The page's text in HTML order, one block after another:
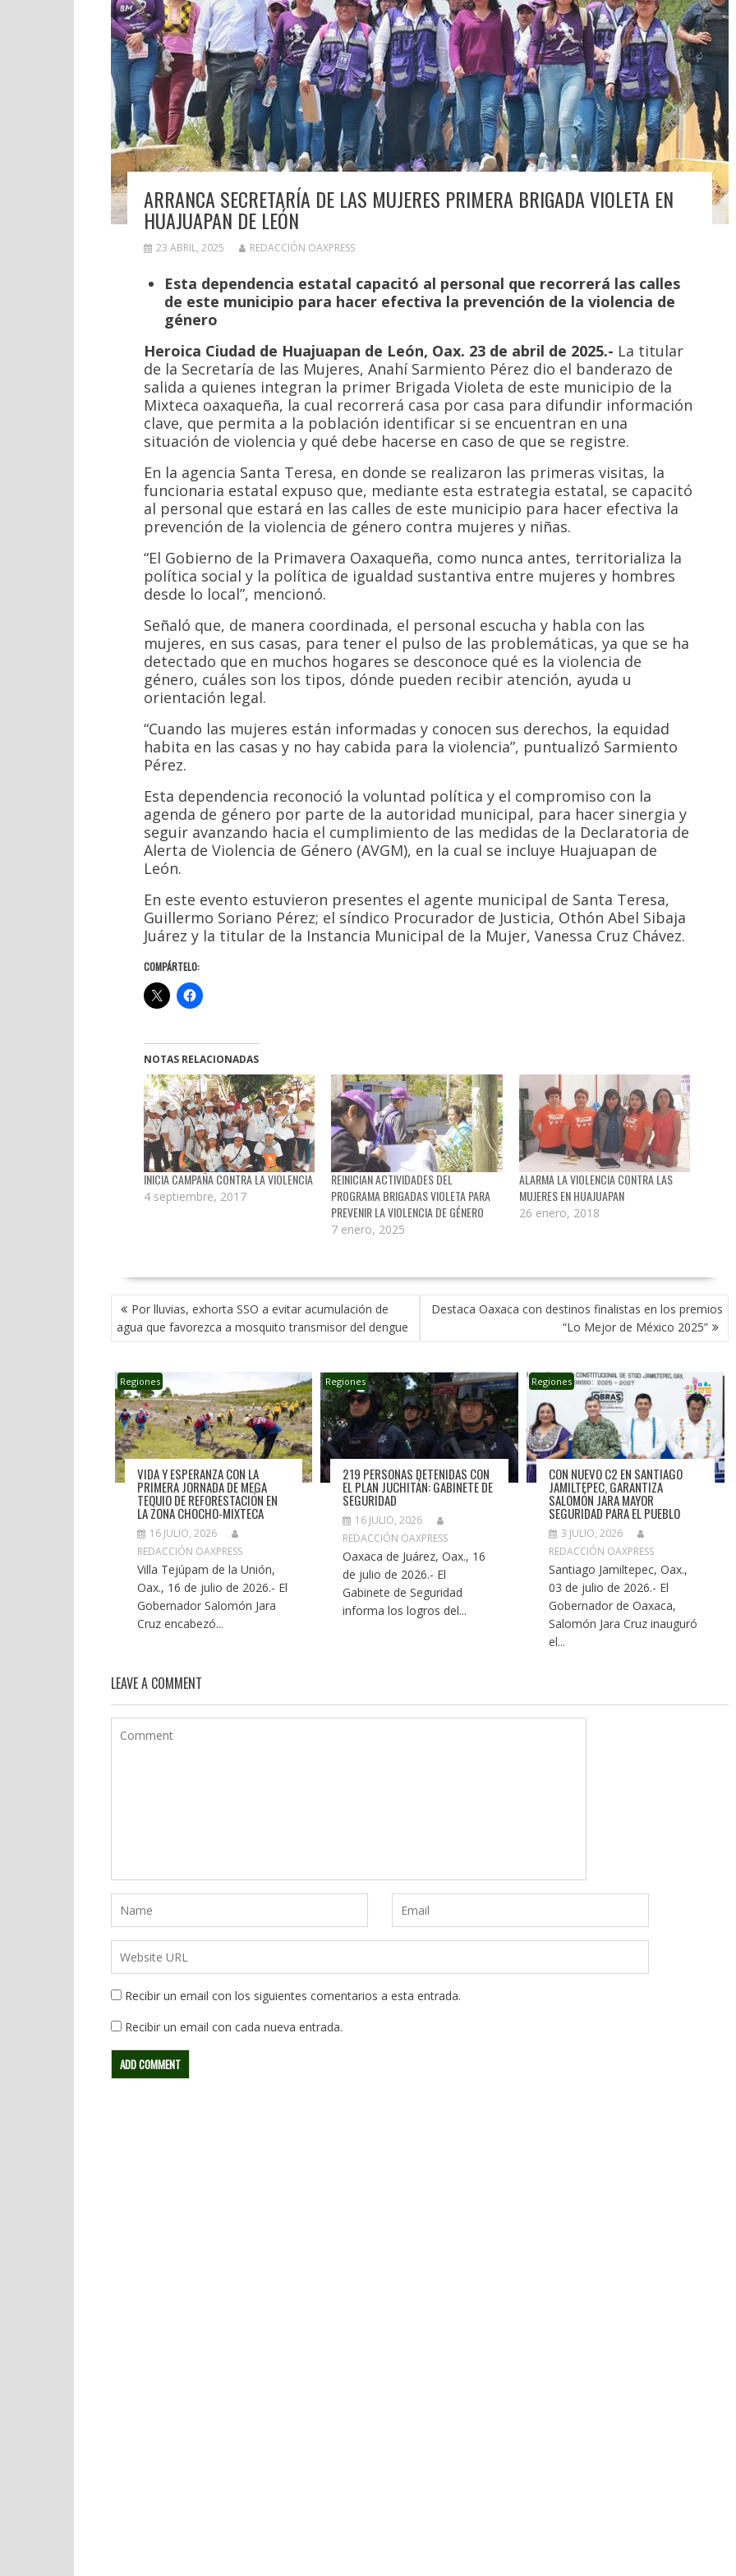
ARRANCA SECRETARÍA DE LAS MUJERES PRIMERA BRIGADA VIOLETA EN
HUAJUAPAN DE LEÓN
23 ABRIL, 2025 REDACCIÓN OAXPRESS
Esta dependencia estatal capacitó al personal que recorrerá las calles
de este municipio para hacer efectiva la prevención de la violencia de
género
Heroica Ciudad de Huajuapan de León, Oax. 23 de abril de 2025.- La titular
de la Secretaría de las Mujeres, Anahí Sarmiento Pérez dio el banderazo de
salida a quienes integran la primer Brigada Violeta de este municipio de la
Mixteca oaxaqueña, la cual recorrerá casa por casa para difundir información
clave, que permita a la población identificar si se encuentran en una
situación de violencia y qué debe hacerse en caso de que se registre.
En la agencia Santa Teresa, en donde se realizaron las primeras visitas, la
funcionaria estatal expuso que, mediante esta estrategia estatal, se capacitó
al personal que estará en las calles de este municipio para hacer efectiva la
prevención de la violencia de género contra mujeres y niñas.
“El Gobierno de la Primavera Oaxaqueña, como nunca antes, territorializa la
política social y la política de igualdad sustantiva entre mujeres y hombres
desde lo local”, mencionó.
Señaló que, de manera coordinada, el personal escucha y habla con las
mujeres, en sus casas, para tener el pulso de las problemáticas, ya que se ha
detectado que en muchos hogares se desconoce qué es la violencia de
género, cuáles son los tipos, dónde pueden recibir atención, ayuda u
orientación legal.
“Cuando las mujeres están informadas y conocen sus derechos, la equidad
habita en las casas y no hay cabida para la violencia”, puntualizó Sarmiento
Pérez.
Esta dependencia reconoció la voluntad política y el compromiso con la
agenda de género por parte de la autoridad municipal, para hacer sinergia y
seguir avanzando hacia el cumplimiento de las medidas de la Declaratoria de
Alerta de Violencia de Género (AVGM), en la cual se incluye Huajuapan de
León.
En este evento estuvieron presentes el agente municipal de Santa Teresa,
Guillermo Soriano Pérez; el síndico Procurador de Justicia, Othón Abel Sibaja
Juárez y la titular de la Instancia Municipal de la Mujer, Vanessa Cruz Chávez.
COMPÁRTELO:
NOTAS RELACIONADAS
INICIA CAMPAÑA CONTRA LA VIOLENCIA
4 septiembre, 2017
REINICIAN ACTIVIDADES DEL
PROGRAMA BRIGADAS VIOLETA PARA
PREVENIR LA VIOLENCIA DE GÉNERO
7 enero, 2025
ALARMA LA VIOLENCIA CONTRA LAS
MUJERES EN HUAJUAPAN
26 enero, 2018
NAVEGACIÓN
DE
ENTRADAS
Por lluvias, exhorta SSO a evitar acumulación de
agua que favorezca a mosquito transmisor del dengue
Destaca Oaxaca con destinos finalistas en los premios
“Lo Mejor de México 2025”
Regiones
VIDA Y ESPERANZA CON LA
PRIMERA JORNADA DE MEGA
TEQUIO DE REFORESTACIÓN EN
LA ZONA CHOCHO-MIXTECA
16 JULIO, 2026
REDACCIÓN OAXPRESS
Villa Tejúpam de la Unión,
Oax., 16 de julio de 2026.- El
Gobernador Salomón Jara
Cruz encabezó...
Regiones
219 PERSONAS DETENIDAS CON
EL PLAN JUCHITÁN: GABINETE DE
SEGURIDAD
16 JULIO, 2026
REDACCIÓN OAXPRESS
Oaxaca de Juárez, Oax., 16
de julio de 2026.- El
Gabinete de Seguridad
informa los logros del...
Regiones
CON NUEVO C2 EN SANTIAGO
JAMILTEPEC, GARANTIZA
SALOMÓN JARA MAYOR
SEGURIDAD PARA EL PUEBLO
3 JULIO, 2026
REDACCIÓN OAXPRESS
Santiago Jamiltepec, Oax.,
03 de julio de 2026.- El
Gobernador de Oaxaca,
Salomón Jara Cruz inauguró
el...
LEAVE A COMMENT
Recibir un email con los siguientes comentarios a esta entrada.
Recibir un email con cada nueva entrada.